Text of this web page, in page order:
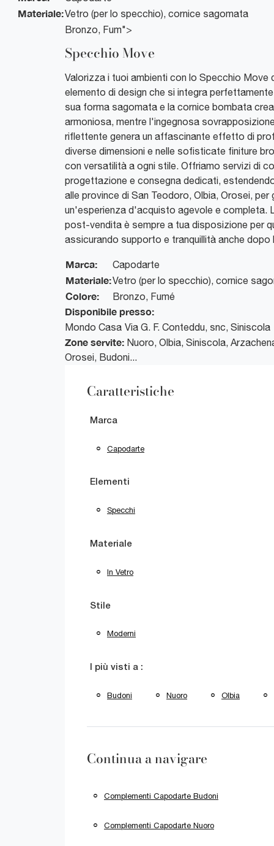
Materiale:Vetro (per lo specchio), cornice sagomata
Bronzo, Fum">
Specchio Move
Valorizza i tuoi ambienti con lo Specchio Move
elemento di design che si integra
sua forma sagomata e la cornice bombata
armoniosa, mentre l'ingegnosa
riflettente genera un affascinante effetto di
diverse dimensioni e nelle sofisticate finiture
con versatilità a ogni stile. Offriamo servizi di
progettazione e consegna dedicati,
alle province di San Teodoro, Olbia, Orosei, per
un'esperienza d'acquisto agevole e completa.
post-vendita è sempre a tua disposizione per
assicurando supporto e tranquillità anche
Marca: Capodarte
Materiale:Vetro (per lo specchio), cornice
Colore: Bronzo, Fumé
Disponibile presso:
Mondo Casa Via G. F. Conteddu, snc, Siniscola
Zone servite: Nuoro, Olbia, Siniscola,
Orosei, Budoni...
Caratteristiche
Marca
Capodarte
Elementi
Specchi
Materiale
In Vetro
Stile
Moderni
I più visti a :
Budoni Nuoro Olbia
Continua a navigare
Complementi Capodarte Budoni
Complementi Capodarte Nuoro